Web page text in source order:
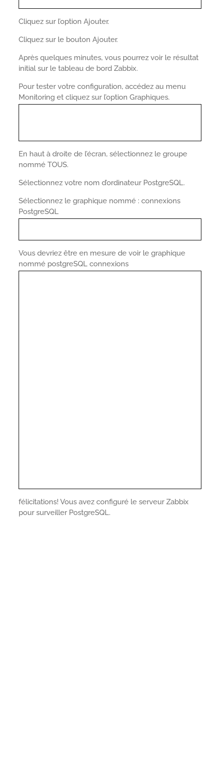
Cliquez sur l’option Ajouter.
Cliquez sur le bouton Ajouter.
Après quelques minutes, vous pourrez voir le résultat
initial sur le tableau de bord Zabbix.
Pour tester votre configuration, accédez au menu
Monitoring et cliquez sur l’option Graphiques.
En haut à droite de l’écran, sélectionnez le groupe
nommé TOUS.
Sélectionnez votre nom d’ordinateur PostgreSQL.
Sélectionnez le graphique nommé : connexions
PostgreSQL
Vous devriez être en mesure de voir le graphique
nommé postgreSQL connexions
félicitations! Vous avez configuré le serveur Zabbix
pour surveiller PostgreSQL.